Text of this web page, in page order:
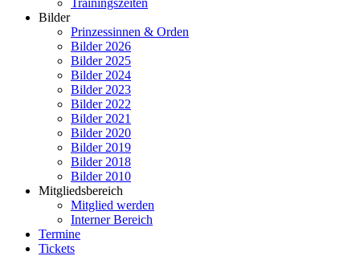
Trainingszeiten
Bilder
Prinzessinnen & Orden
Bilder 2026
Bilder 2025
Bilder 2024
Bilder 2023
Bilder 2022
Bilder 2021
Bilder 2020
Bilder 2019
Bilder 2018
Bilder 2010
Mitgliedsbereich
Mitglied werden
Interner Bereich
Termine
Tickets